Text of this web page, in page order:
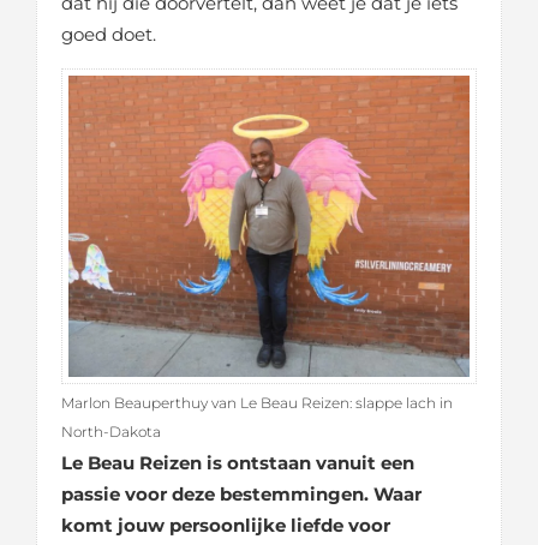
goed doet.
Marlon Beauperthuy van Le Beau Reizen: slappe lach in
North-Dakota
Le Beau Reizen is ontstaan vanuit een
passie voor deze bestemmingen. Waar
komt jouw persoonlijke liefde voor